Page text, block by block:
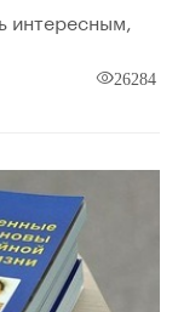
интересным,
26284